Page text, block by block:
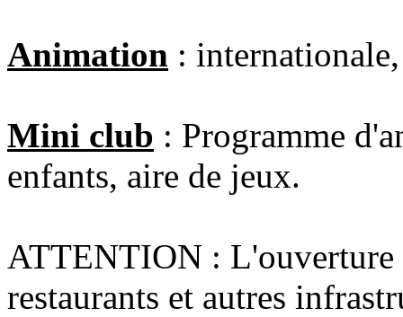
Animation :
Mini club : Programme
enfants, aire de jeux.
ATTENTION : L'ouverture
restaurants et autres